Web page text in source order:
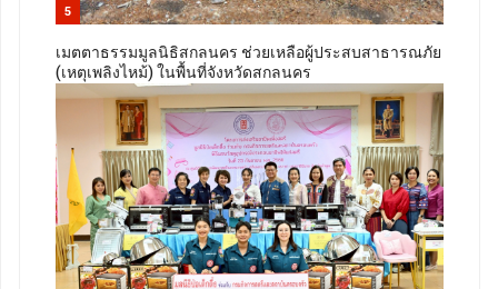
5
เมตตาธรรมมูลนิธิสกลนคร ช่วยเหลือผู้ประสบสาธารณภัย
(เหตุเพลิงไหม้) ในพื้นที่จังหวัดสกลนคร